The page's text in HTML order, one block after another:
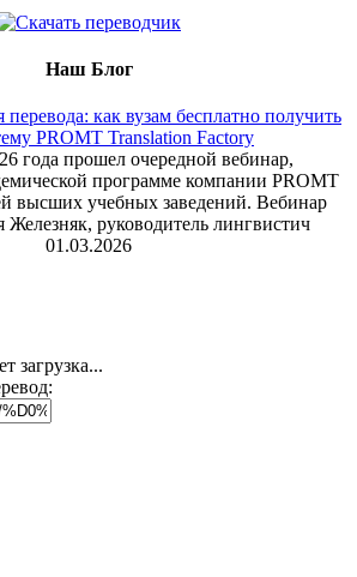
Наш Блог
как вузам бесплатно получить
PROMT Translation Factory
года прошел очередной вебинар,
программе компании PROMT
высших учебных заведений. Вебинар
Железняк, руководитель лингвистич
01.03.2026
загрузка...